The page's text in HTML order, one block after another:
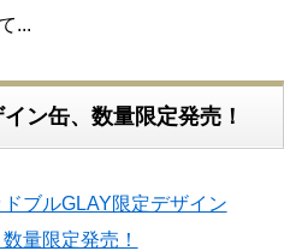
...
ン缶、数量限定発売！
ドブルGLAY限定デザイン
量限定発売！